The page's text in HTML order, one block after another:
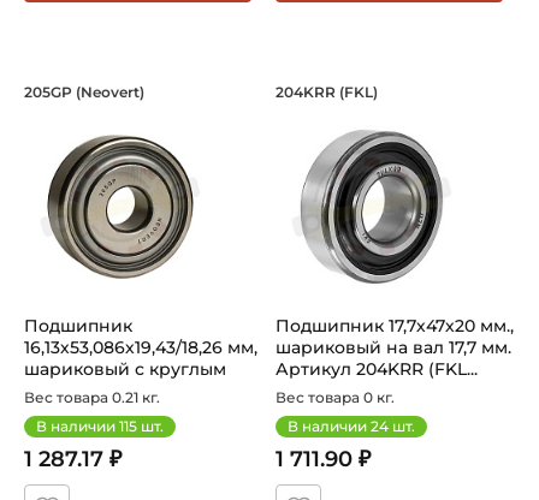
Подшипник 16,13х53,086х19,43/18,26
205GP (Neovert)
Подшипник
16,13х53,086х19,43/18,26 мм,
шариковый с круглым
отверстием н...
Вес товара 0.21 кг.
В наличии 115 шт.
1 287.17 ₽
Подшипник
204KRR (FKL)
Подшипник 17,7х47х20 мм.,
шариковый на вал 17,7 мм.
Артикул 204KRR (FKL...
Вес товара 0 кг.
В наличии 24 шт.
1 711.90 ₽